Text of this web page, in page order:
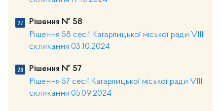
Рішення № 58
Рішення 58 сесії Кагарлицької міської ради VIII
скликання 03.10.2024
Рішення № 57
Рішення 57 сесії Кагарлицької міської ради VIII
скликання 05.09.2024